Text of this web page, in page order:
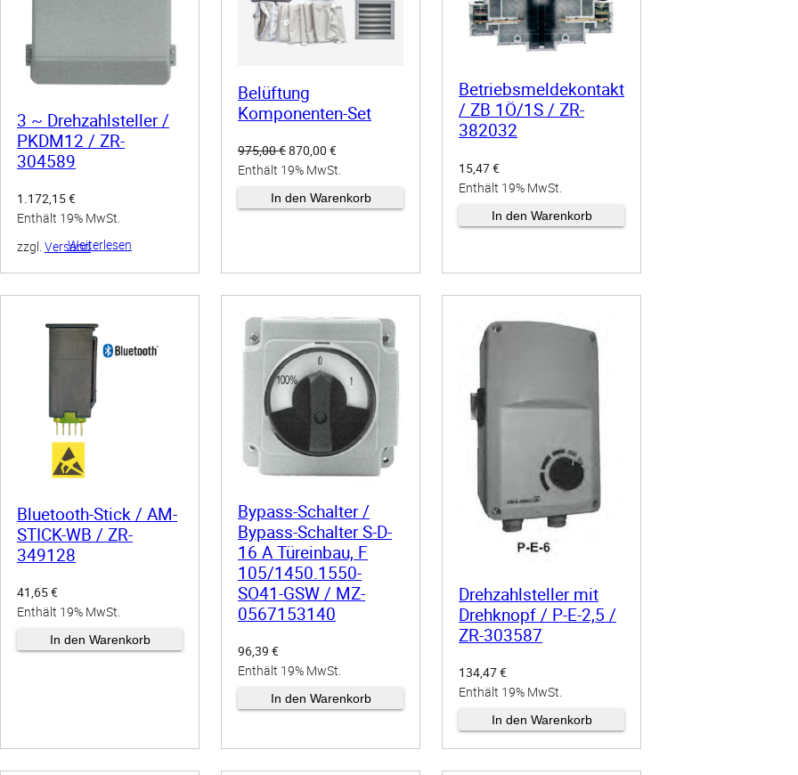
3 ~ Drehzahlsteller /
PKDM12 / ZR-
304589
1.172,15€
Enthält 19% MwSt.
zzgl. VersandWeiterlesen
U
K
Belüftung
Komponenten-Set
975,00€U
r
p
i
c
h
e
r
r
w
a
r
:
9
7
0
0
870,00 €A
k
u
P
r
i
8
7
0
,
0
0
Enthält 19% MwSt.
Versand
In den Warenkorb
Betriebsmeldekontakt
/ ZB 1Ö/1S / ZR-
382032
15,47€
Enthält 19% MwSt.
Versand
In den Warenkorb
Bluetooth-Stick / AM-
STICK-WB / ZR-
349128
41,65€
Enthält 19% MwSt.
Versand
In den Warenkorb
Bypass-Schalter /
Bypass-Schalter S-D-
16 A Türeinbau, F
105/1450.1550-
SO41-GSW / MZ-
0567153140
96,39 €
Enthält 19% MwSt.
Versand
In den Warenkorb
Drehzahlsteller mit
Drehknopf / P-E-2,5 /
ZR-303587
134,47€
Enthält 19% MwSt.
Versand
In den Warenkorb